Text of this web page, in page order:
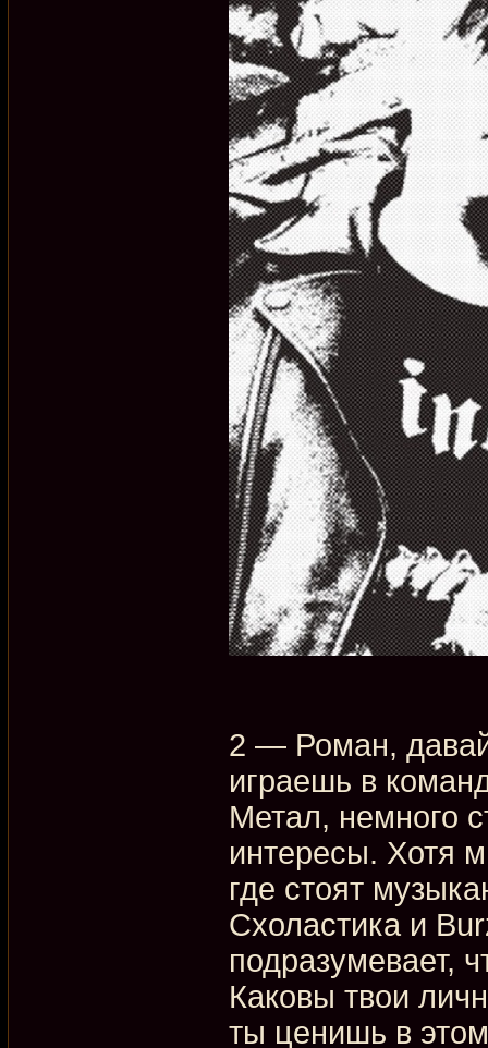
2 — Роман,
играешь в
Метал, немного
интересы. Хотя
где стоят
Схоластика и
подразумевает,
Каковы твои
ты ценишь в